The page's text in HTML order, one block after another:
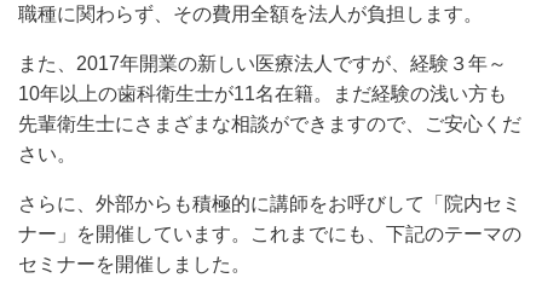
職種に関わらず、その費用全額を法人が負担します。
また、2017年開業の新しい医療法人ですが、経験３年～
10年以上の歯科衛生士が11名在籍。まだ経験の浅い方も
先輩衛生士にさまざまな相談ができますので、ご安心くだ
さい。
さらに、外部からも積極的に講師をお呼びして「院内セミ
ナー」を開催しています。これまでにも、下記のテーマの
セミナーを開催しました。